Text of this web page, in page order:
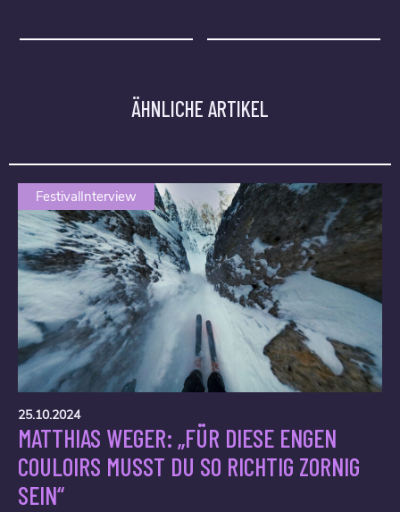
ÄHNLICHE ARTIKEL
FestivalInterview
25.10.2024
MATTHIAS WEGER: „FÜR DIESE ENGEN
COULOIRS MUSST DU SO RICHTIG ZORNIG
SEIN“